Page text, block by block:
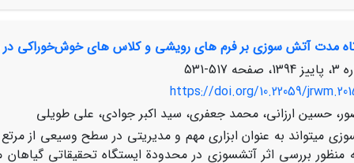
در بین کنشگران مورد مطالعه و همچنین شناخت کنشگران
مدت آتش‏ سوزی بر فرم ‏های رویشی و کلاس‏ های خوش‌خوراکی در
517-531
https://doi.org/10.22059/
حسین ارزانی، محمد جعفری، سید اکبر جوادی، علی طویلی
می‏تواند به عنوان ابزاری مهم و مدیریتی در سطح وسیعی از